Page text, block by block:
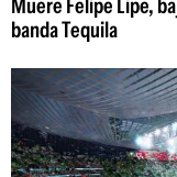
Muere Felipe Lipe,
banda Tequila